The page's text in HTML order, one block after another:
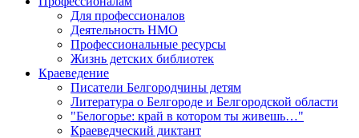
Для профессионалов
Деятельность НМО
Профессиональные ресурсы
Жизнь детских библиотек
Краеведение
Писатели Белгородчины детям
Литература о Белгороде и Белгородской области
"Белогорье: край в котором ты живешь…"
Краеведческий диктант